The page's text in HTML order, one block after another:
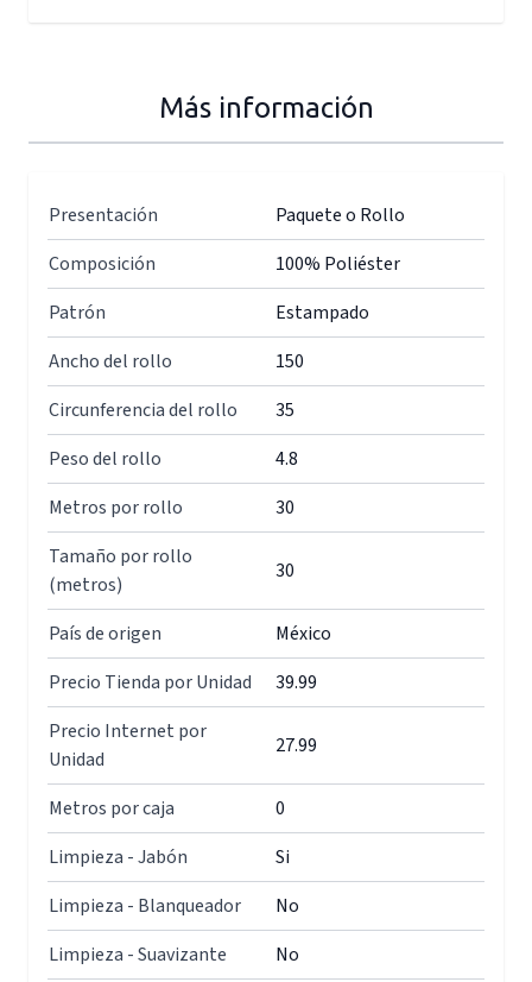
Más información
Presentación
Paquete o Rollo
Composición
100% Poliéster
Patrón
Estampado
Ancho del rollo
150
Circunferencia del rollo
35
Peso del rollo
4.8
Metros por rollo
30
Tamaño por rollo
(metros)
30
País de origen
México
Precio Tienda por Unidad
39.99
Precio Internet por
Unidad
27.99
Metros por caja
0
Limpieza - Jabón
Si
Limpieza - Blanqueador
No
Limpieza - Suavizante
No